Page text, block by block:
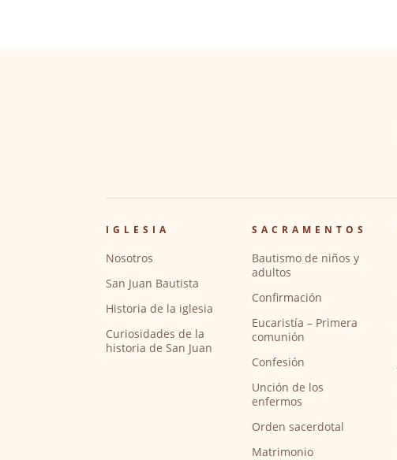
IGLESIA
Nosotros
San Juan Bautista
Historia de la iglesia
Curiosidades de la
historia de San Juan
SACRAMENTOS
Bautismo de niños y
adultos
Confirmación
Eucaristía – Primera
comunión
Confesión
Unción de los
enfermos
Orden sacerdotal
Matrimonio